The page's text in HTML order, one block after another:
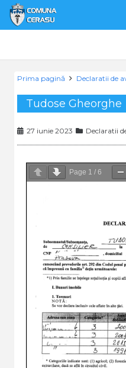
Prima pagină Declaratii de
Tudose Gheorghe
27 iunie 2023 Declaratii
Page 1 / 6